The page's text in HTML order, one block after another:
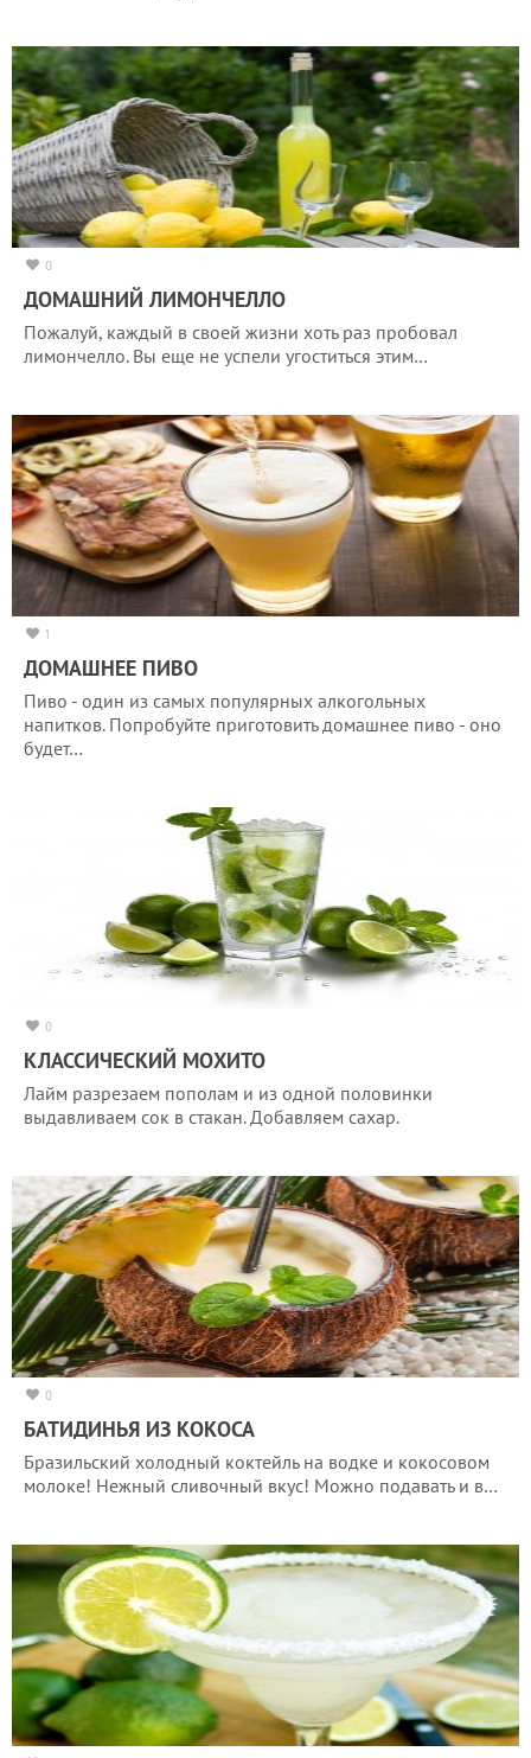
0
ДОМАШНИЙ ЛИМОНЧЕЛЛО
Пожалуй, каждый в своей жизни хоть раз пробовал
лимончелло. Вы еще не успели угоститься этим…
1
ДОМАШНЕЕ ПИВО
Пиво - один из самых популярных алкогольных
напитков. Попробуйте приготовить домашнее пиво - оно
будет…
0
КЛАССИЧЕСКИЙ МОХИТО
Лайм разрезаем пополам и из одной половинки
выдавливаем сок в стакан. Добавляем сахар.
0
БАТИДИНЬЯ ИЗ КОКОСА
Бразильский холодный коктейль на водке и кокосовом
молоке! Нежный сливочный вкус! Можно подавать и в…